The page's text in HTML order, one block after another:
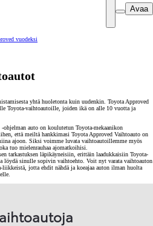
Avaa
vuodeksi
yhtä huoletonta kuin uudenkin. Toyota Approved
Toyota-vaihtoautoille, joiden ikä on alle 10 vuotta ja
ohjelman auto on koulutetun Toyota-mekaanikon
että meiltä hankkimasi Toyota Approved Vaihtoauto on
ajoon. Siksi voimme luvata vaihtoautoillemme myös
tuo mielenrauhaa ajomatkoihisi.
tarkastuksen läpikäyneisiin, erittäin laadukkaisiin Toyota-
löydä sinulle sopivin vaihtoehto. Voit nyt varata vaihtoauton
jotta ehdit nähdä ja koeajaa auton ilman huolta